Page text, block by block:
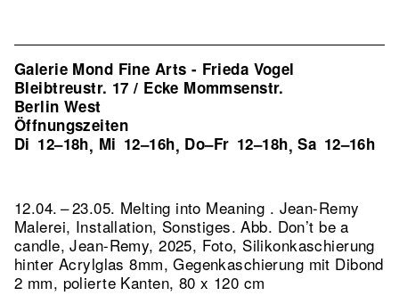
Galerie Mond Fine Arts - Frieda Vogel
Bleibtreustr. 17 / Ecke Mommsenstr.
Berlin West
Öffnungszeiten
Di 12–18h, Mi 12–16h, Do–Fr 12–18h,Sa 12–16h
12.04. – 23.05. Melting into Meaning . Jean-Remy
Malerei, Installation, Sonstiges.Abb. Don’t be a
candle, Jean-Remy, 2025, Foto, Silikonkaschierung
hinter Acrylglas 8mm, Gegenkaschierung mit Dibond
2 mm, polierte Kanten, 80 x 120 cm